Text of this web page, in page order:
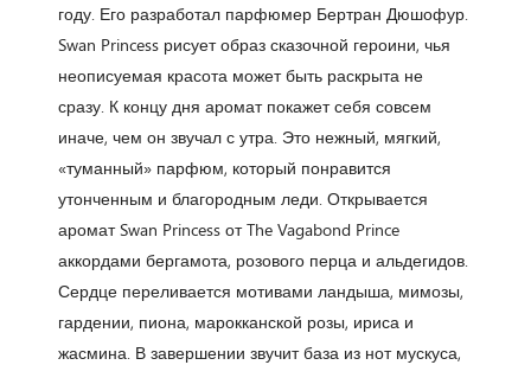
году. Его разработал парфюмер Бертран Дюшофур.
Swan Princess рисует образ сказочной героини, чья
неописуемая красота может быть раскрыта не
сразу. К концу дня аромат покажет себя совсем
иначе, чем он звучал с утра. Это нежный, мягкий,
«туманный» парфюм, который понравится
утонченным и благородным леди. Открывается
аромат Swan Princess от The Vagabond Prince
аккордами бергамота, розового перца и альдегидов.
Сердце переливается мотивами ландыша, мимозы,
гардении, пиона, марокканской розы, ириса и
жасмина. В завершении звучит база из нот мускуса,